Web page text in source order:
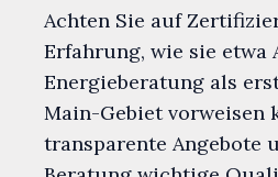
Achten Sie auf
Erfahrung, wie sie etwa
Energieberatung als
Main-Gebiet vorweisen
transparente Angebote